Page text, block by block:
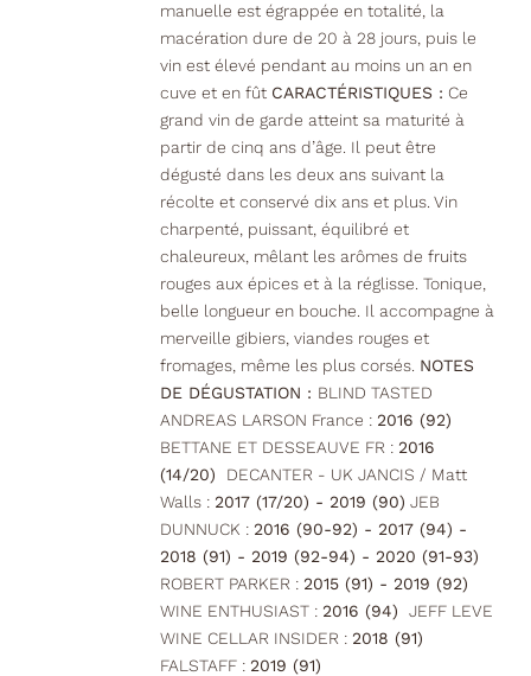
manuelle est égrappée en totalité, la
macération dure de 20 à 28 jours, puis le
vin est élevé pendant au moins un an en
cuve et en fût CARACTÉRISTIQUES : Ce
grand vin de garde atteint sa maturité à
partir de cinq ans d’âge. Il peut être
dégusté dans les deux ans suivant la
récolte et conservé dix ans et plus. Vin
charpenté, puissant, équilibré et
chaleureux, mêlant les arômes de fruits
rouges aux épices et à la réglisse. Tonique,
belle longueur en bouche. Il accompagne à
merveille gibiers, viandes rouges et
fromages, même les plus corsés. NOTES
DE DÉGUSTATION : BLIND TASTED
ANDREAS LARSON France : 2016 (92)
BETTANE ET DESSEAUVE FR : 2016
(14/20)
DECANTER - UK JANCIS / Matt
Walls : 2017 (17/20) - 2019 (90) JEB
DUNNUCK : 2016 (90-92) - 2017 (94) -
2018 (91) - 2019 (92-94) - 2020 (91-93)
ROBERT PARKER : 2015 (91) - 2019 (92)
WINE ENTHUSIAST : 2016 (94)
JEFF LEVE
WINE CELLAR INSIDER : 2018 (91)
FALSTAFF : 2019 (91)